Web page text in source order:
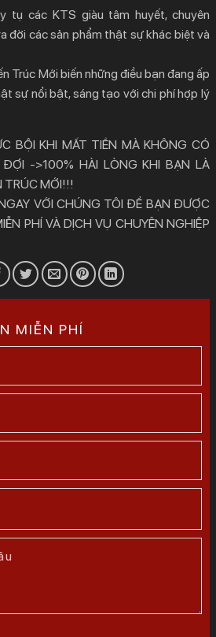
tụ các KTS giàu tâm huyết, chuyên
đời các sản phẩm thật sự khác biệt và
Trúc Mới biến những điều bạn đang ấp
sự nổi bật, sáng tạo với chi phí hợp lý
BỘI KHI MẤT TIỀN MÀ KHÔNG CÓ
->100% HÀI LÒNG KHI BẠN LÀ
TRÚC MỚI!!!
VỚI CHÚNG TÔI ĐỂ BẠN ĐƯỢC
PHÍ VÀ DỊCH VỤ CHUYÊN NGHIỆP
MIỄN PHÍ